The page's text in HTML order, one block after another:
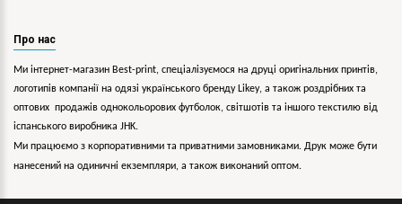
Про нас
Ми інтернет-магазин Best-print, спеціалізуємося на друці оригінальних принтів,
логотипів компанії на одязі українського бренду Likey, а також роздрібних та
оптових продажів однокольорових футболок, світшотів та іншого текстилю від
іспанського виробника JHK.
Ми працюємо з корпоративними та приватними замовниками. Друк може бути
нанесений на одиничні екземпляри, а також виконаний оптом.